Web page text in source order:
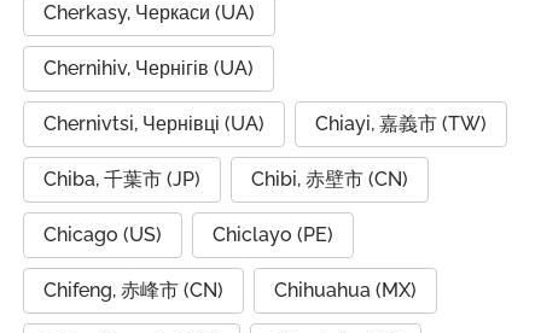
Cherkasy, Черкаси (UA)
Chernihiv, Чернігів (UA)
Chernivtsi, Чернівці (UA) Chiayi, 嘉義市 (TW)
Chiba, 千葉市 (JP) Chibi, 赤壁市 (CN)
Chicago (US) Chiclayo (PE)
Chifeng, 赤峰市 (CN) Chihuahua (MX)